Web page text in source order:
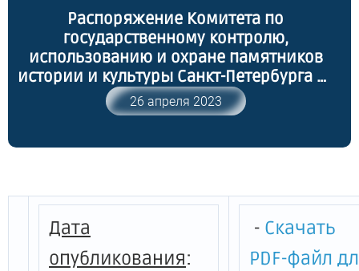
Распоряжение Комитета по
государственному контролю,
использованию и охране памятников
истории и культуры Санкт-Петербурга от
20.04.2023 № 276-рп "Об утверждении
границ и режима использования
наследия регионального значения
погибших в годы Великой
Отечественной войны 1941-1945 гг."
26 апреля 2023
Дата
опубликования:
- Скачать
PDF-файл